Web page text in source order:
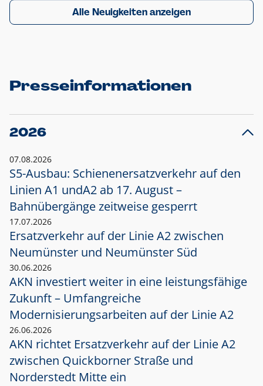
Alle Neuigkeiten anzeigen
Presseinformationen
2026
07.08.2026
S5-Ausbau: Schienenersatzverkehr auf den
Linien A1 undA2 ab 17. August –
Bahnübergänge zeitweise gesperrt
17.07.2026
Ersatzverkehr auf der Linie A2 zwischen
Neumünster und Neumünster Süd
30.06.2026
AKN investiert weiter in eine leistungsfähige
Zukunft – Umfangreiche
Modernisierungsarbeiten auf der Linie A2
26.06.2026
AKN richtet Ersatzverkehr auf der Linie A2
zwischen Quickborner Straße und
Norderstedt Mitte ein